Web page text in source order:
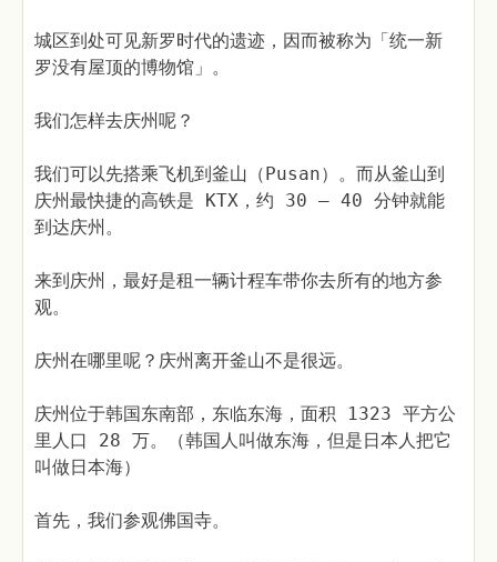
城区到处可见新罗时代的遗迹，因而被称为「统一新
罗没有屋顶的博物馆」。
我们怎样去庆州呢？
我们可以先搭乘飞机到釜山（Pusan）。而从釜山到
庆州最快捷的高铁是 KTX，约 30 — 40 分钟就能
到达庆州。
来到庆州，最好是租一辆计程车带你去所有的地方参
观。
庆州在哪里呢？庆州离开釜山不是很远。
庆州位于韩国东南部，东临东海，面积 1323 平方公
里人口 28 万。（韩国人叫做东海，但是日本人把它
叫做日本海）
首先，我们参观佛国寺。